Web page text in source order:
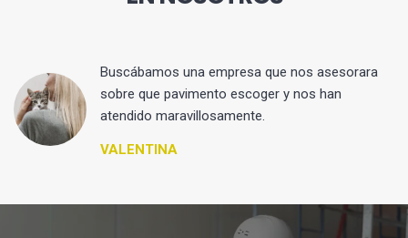
Buscábamos una empresa que nos asesorara
sobre que pavimento escoger y nos han
atendido maravillosamente.
VALENTINA